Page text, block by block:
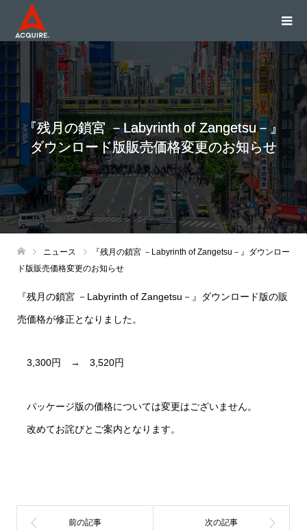
『残月の鎖宮 －Labyrinth of Zangetsu－』
ダウンロード版販売価格変更のお知らせ
ニュース
『残月の鎖宮 －Labyrinth of Zangetsu－』ダウンロー
ド版販売価格変更のお知らせ
『残月の鎖宮 －Labyrinth of Zangetsu－』ダウンロード版の販
売価格が修正となりました。
3,300円 → 3,520円
パッケージ版の価格については変更はございません。
改めてお詫びとご案内となります。